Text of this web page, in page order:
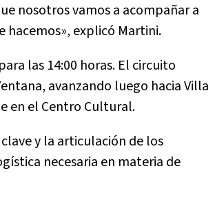
nosotros vamos a acompañar a
explicó Martini.
las 14:00 horas. El circuito
avanzando luego hacia Villa
en el Centro Cultural.
y la articulación de los
necesaria en materia de